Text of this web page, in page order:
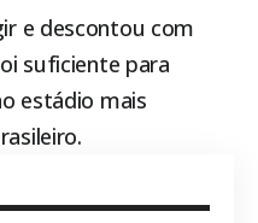
e descontou com
suficiente para
estádio mais